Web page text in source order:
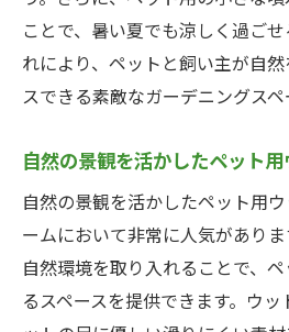
ことで、暑い夏でも涼しく過ご
れにより、ペットと飼い主が自
スできる素敵なガーデニングスペ
自然の景観を活かしたペット
自然の景観を活かしたペット用
ームにおいて非常に人気があり
自然環境を取り入れることで、
るスペースを提供できます。ウ